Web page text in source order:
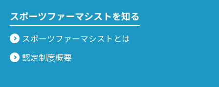
スポーツファーマシストを知る
スポーツファーマシストとは
認定制度概要